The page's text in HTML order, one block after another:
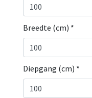
Breedte (cm) *
Diepgang (cm) *